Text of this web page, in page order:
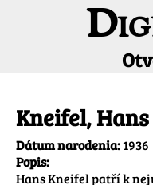
Kneifel, Hans
Dátum narodenia:1936
Popis:
Hans Kneifel patří k